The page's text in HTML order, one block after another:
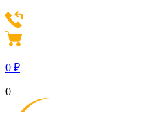
0 ₽
0